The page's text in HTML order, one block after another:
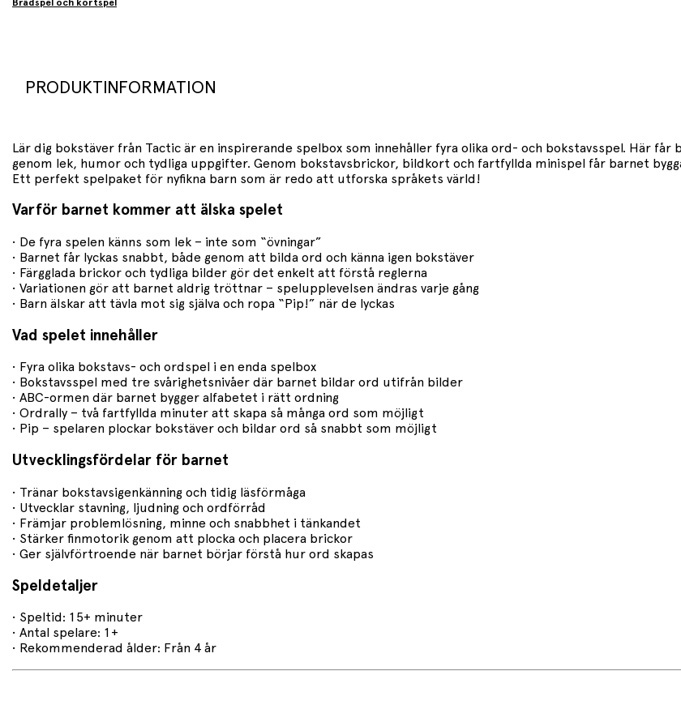
Brädspel och kortspel
PRODUKTINFORMATION
Lär dig bokstäver från Tactic är en inspirerande spelbox som innehåller fyra olika ord- och bokstavsspel. Här
genom lek, humor och tydliga uppgifter. Genom bokstavsbrickor, bildkort och fartfyllda minispel får barnet
Ett perfekt spelpaket för nyfikna barn som är redo att utforska språkets värld!
Varför barnet kommer att älska spelet
• De fyra spelen känns som lek – inte som “övningar”
• Barnet får lyckas snabbt, både genom att bilda ord och känna igen bokstäver
• Färgglada brickor och tydliga bilder gör det enkelt att förstå reglerna
• Variationen gör att barnet aldrig tröttnar – spelupplevelsen ändras varje gång
• Barn älskar att tävla mot sig själva och ropa “Pip!” när de lyckas
Vad spelet innehåller
• Fyra olika bokstavs- och ordspel i en enda spelbox
• Bokstavsspel med tre svårighetsnivåer där barnet bildar ord utifrån bilder
• ABC-ormen där barnet bygger alfabetet i rätt ordning
• Ordrally – två fartfyllda minuter att skapa så många ord som möjligt
• Pip – spelaren plockar bokstäver och bildar ord så snabbt som möjligt
Utvecklingsfördelar för barnet
• Tränar bokstavsigenkänning och tidig läsförmåga
• Utvecklar stavning, ljudning och ordförråd
• Främjar problemlösning, minne och snabbhet i tänkandet
• Stärker finmotorik genom att plocka och placera brickor
• Ger självförtroende när barnet börjar förstå hur ord skapas
Speldetaljer
• Speltid: 15+ minuter
• Antal spelare: 1+
• Rekommenderad ålder: Från 4 år